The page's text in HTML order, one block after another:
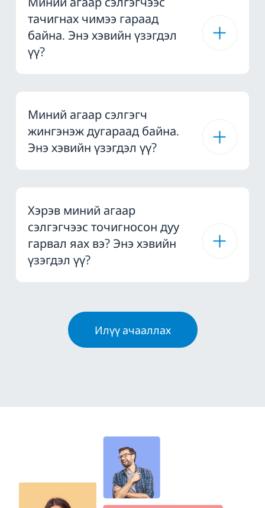
тачигнах чимээ гараад
байна. Энэ хэвийн үзэгдэл
үү?
Миний агаар сэлгэгч
жингэнэж дугараад байна.
Энэ хэвийн үзэгдэл үү?
Хэрэв миний агаар
сэлгэгчээс точигносон дуу
гарвал яах вэ? Энэ хэвийн
үзэгдэл үү?
Илүү ачааллах